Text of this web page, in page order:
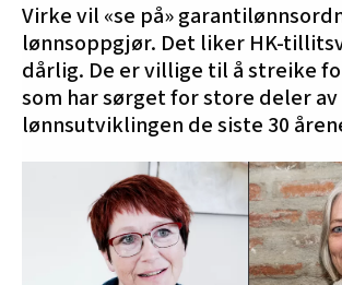
Virke vil «se på»
lønnsoppgjør. Det liker HK-
dårlig. De er villige til å streike
som har sørget for store deler av
lønnsutviklingen de siste 30